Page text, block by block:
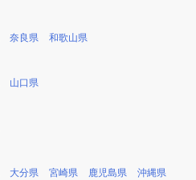
奈良県 和歌山県
山口県
大分県 宮崎県 鹿児島県 沖縄県